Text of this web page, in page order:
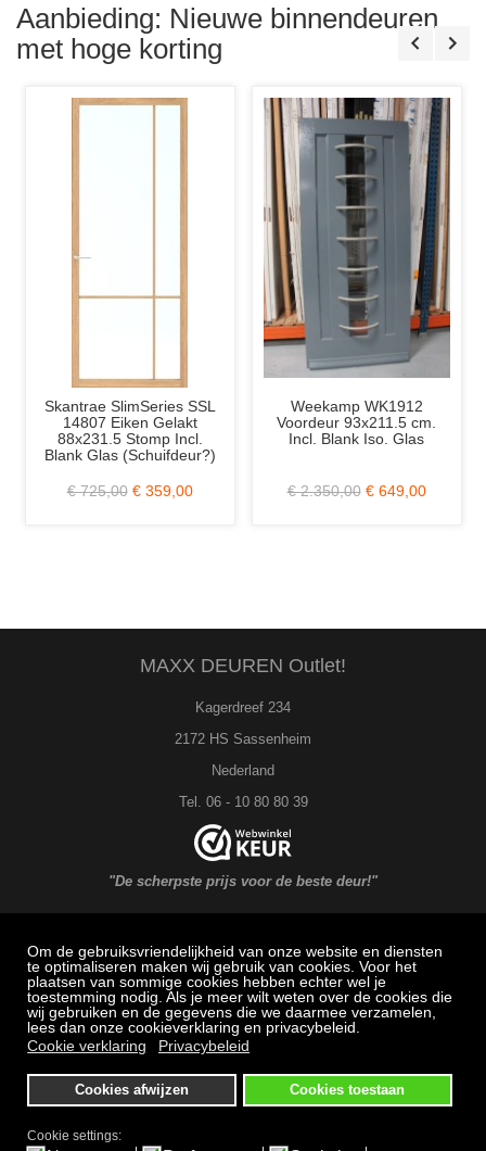
Om de gebruiksvriendelijkheid van onze website en diensten
te optimaliseren maken wij gebruik van cookies. Voor het
plaatsen van sommige cookies hebben echter wel je
toestemming nodig. Als je meer wilt weten over de cookies die
wij gebruiken en de gegevens die we daarmee verzamelen,
lees dan onze cookieverklaring en privacybeleid.
Cookie verklaring
Privacybeleid
Cookies afwijzen Cookies toestaan
Cookie settings:
Aanbieding: Nieuwe binnendeuren
met hoge korting
Weekamp WK1912
Voordeur 93x211.5 cm.
Incl. Blank Iso. Glas
€ 2.350,00 € 649,00
Weekamp WK6211 C Barn
87.8x231 Stomp
€ 424,00 € 79,00
MAXX DEUREN Outlet!
Kagerdreef 234
2172 HS Sassenheim
Nederland
Tel. 06 - 10 80 80 39
"De scherpste prijs voor de beste deur!"
MAXX DEUREN Service
Veel gestelde vragen: Bestellen, betalen en bezorging
Herroepingsrecht
Algemene voorwaarden